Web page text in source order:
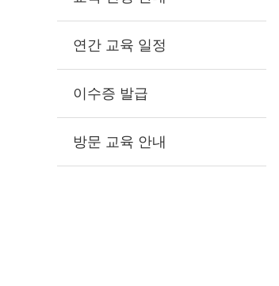
연간 교육 일정
이수증 발급
방문 교육 안내